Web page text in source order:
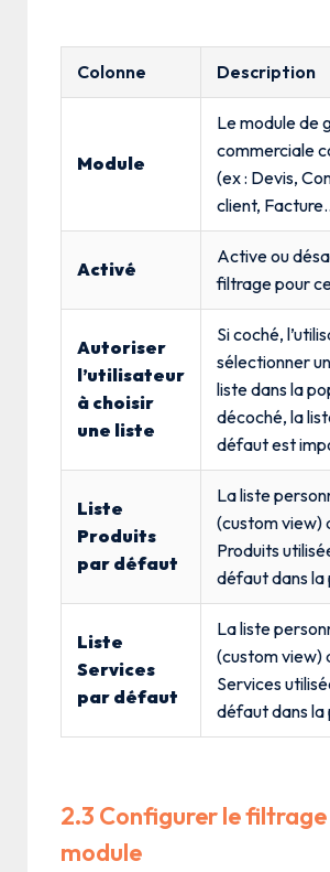
Colonne Description
Module
Le module de
commerciale
(ex : Devis,
client,
Activé
Active ou
filtrage pour
Autoriser
l’utilisateur
à choisir
une liste
Si coché,
sélectionner
liste dans la
décoché, la
défaut est
Liste
Produits
par défaut
La liste
(custom view)
Produits
défaut dans la
Liste
Services
par défaut
La liste
(custom view)
Services
défaut dans la
2.3 Configurer le
module